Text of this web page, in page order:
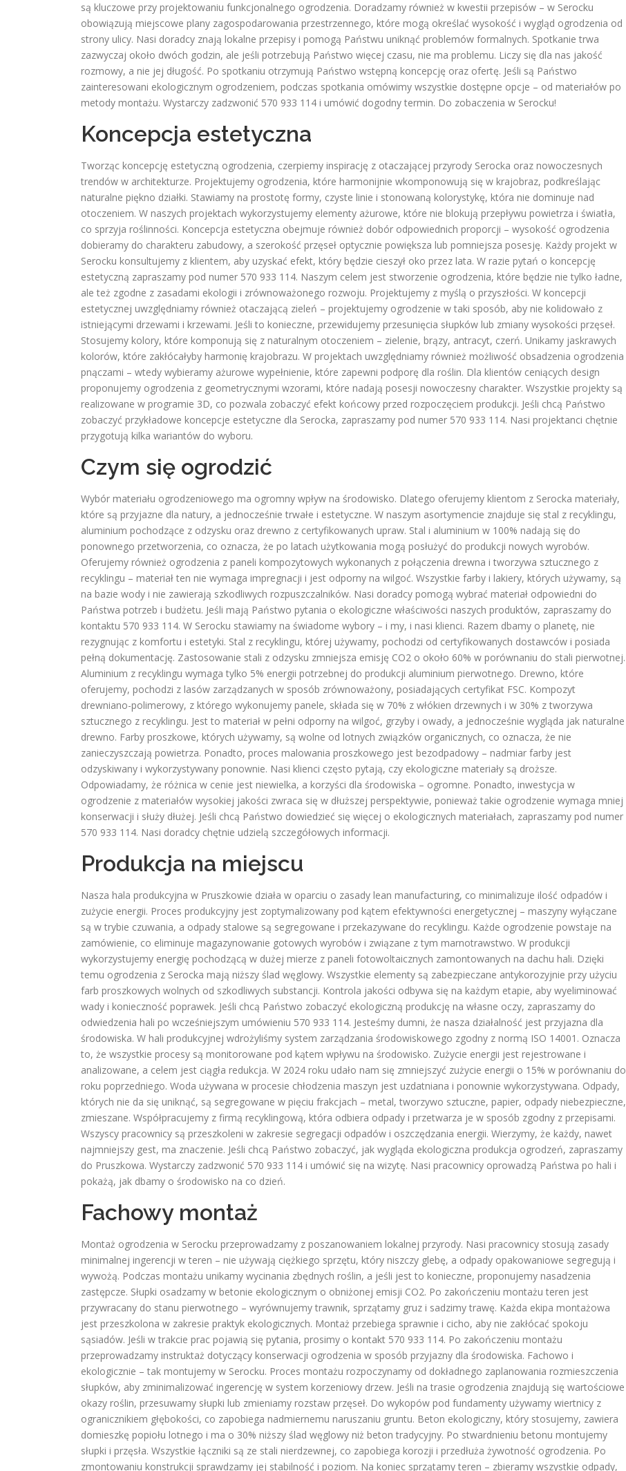
są kluczowe przy projektowaniu funkcjonalnego ogrodzenia. Doradzamy również w kwestii przepisów – w Serocku
obowiązują miejscowe plany zagospodarowania przestrzennego, które mogą określać wysokość i wygląd ogrodzenia od
strony ulicy. Nasi doradcy znają lokalne przepisy i pomogą Państwu uniknąć problemów formalnych. Spotkanie trwa
zazwyczaj około dwóch godzin, ale jeśli potrzebują Państwo więcej czasu, nie ma problemu. Liczy się dla nas jakość
rozmowy, a nie jej długość. Po spotkaniu otrzymują Państwo wstępną koncepcję oraz ofertę. Jeśli są Państwo
zainteresowani ekologicznym ogrodzeniem, podczas spotkania omówimy wszystkie dostępne opcje – od materiałów po
metody montażu. Wystarczy zadzwonić 570 933 114 i umówić dogodny termin. Do zobaczenia w Serocku!
Koncepcja estetyczna
Tworząc koncepcję estetyczną ogrodzenia, czerpiemy inspirację z otaczającej przyrody Serocka oraz nowoczesnych
trendów w architekturze. Projektujemy ogrodzenia, które harmonijnie wkomponowują się w krajobraz, podkreślając
naturalne piękno działki. Stawiamy na prostotę formy, czyste linie i stonowaną kolorystykę, która nie dominuje nad
otoczeniem. W naszych projektach wykorzystujemy elementy ażurowe, które nie blokują przepływu powietrza i światła,
co sprzyja roślinności. Koncepcja estetyczna obejmuje również dobór odpowiednich proporcji – wysokość ogrodzenia
dobieramy do charakteru zabudowy, a szerokość przęseł optycznie powiększa lub pomniejsza posesję. Każdy projekt w
Serocku konsultujemy z klientem, aby uzyskać efekt, który będzie cieszył oko przez lata. W razie pytań o koncepcję
estetyczną zapraszamy pod numer 570 933 114. Naszym celem jest stworzenie ogrodzenia, które będzie nie tylko ładne,
ale też zgodne z zasadami ekologii i zrównoważonego rozwoju. Projektujemy z myślą o przyszłości. W koncepcji
estetycznej uwzględniamy również otaczającą zieleń – projektujemy ogrodzenie w taki sposób, aby nie kolidowało z
istniejącymi drzewami i krzewami. Jeśli to konieczne, przewidujemy przesunięcia słupków lub zmiany wysokości przęseł.
Stosujemy kolory, które komponują się z naturalnym otoczeniem – zielenie, brązy, antracyt, czerń. Unikamy jaskrawych
kolorów, które zakłócałyby harmonię krajobrazu. W projektach uwzględniamy również możliwość obsadzenia ogrodzenia
pnączami – wtedy wybieramy ażurowe wypełnienie, które zapewni podporę dla roślin. Dla klientów ceniących design
proponujemy ogrodzenia z geometrycznymi wzorami, które nadają posesji nowoczesny charakter. Wszystkie projekty są
realizowane w programie 3D, co pozwala zobaczyć efekt końcowy przed rozpoczęciem produkcji. Jeśli chcą Państwo
zobaczyć przykładowe koncepcje estetyczne dla Serocka, zapraszamy pod numer 570 933 114. Nasi projektanci chętnie
przygotują kilka wariantów do wyboru.
Czym się ogrodzić
Wybór materiału ogrodzeniowego ma ogromny wpływ na środowisko. Dlatego oferujemy klientom z Serocka materiały,
które są przyjazne dla natury, a jednocześnie trwałe i estetyczne. W naszym asortymencie znajduje się stal z recyklingu,
aluminium pochodzące z odzysku oraz drewno z certyfikowanych upraw. Stal i aluminium w 100% nadają się do
ponownego przetworzenia, co oznacza, że po latach użytkowania mogą posłużyć do produkcji nowych wyrobów.
Oferujemy również ogrodzenia z paneli kompozytowych wykonanych z połączenia drewna i tworzywa sztucznego z
recyklingu – materiał ten nie wymaga impregnacji i jest odporny na wilgoć. Wszystkie farby i lakiery, których używamy, są
na bazie wody i nie zawierają szkodliwych rozpuszczalników. Nasi doradcy pomogą wybrać materiał odpowiedni do
Państwa potrzeb i budżetu. Jeśli mają Państwo pytania o ekologiczne właściwości naszych produktów, zapraszamy do
kontaktu 570 933 114. W Serocku stawiamy na świadome wybory – i my, i nasi klienci. Razem dbamy o planetę, nie
rezygnując z komfortu i estetyki. Stal z recyklingu, której używamy, pochodzi od certyfikowanych dostawców i posiada
pełną dokumentację. Zastosowanie stali z odzysku zmniejsza emisję CO2 o około 60% w porównaniu do stali pierwotnej.
Aluminium z recyklingu wymaga tylko 5% energii potrzebnej do produkcji aluminium pierwotnego. Drewno, które
oferujemy, pochodzi z lasów zarządzanych w sposób zrównoważony, posiadających certyfikat FSC. Kompozyt
drewniano-polimerowy, z którego wykonujemy panele, składa się w 70% z włókien drzewnych i w 30% z tworzywa
sztucznego z recyklingu. Jest to materiał w pełni odporny na wilgoć, grzyby i owady, a jednocześnie wygląda jak naturalne
drewno. Farby proszkowe, których używamy, są wolne od lotnych związków organicznych, co oznacza, że nie
zanieczyszczają powietrza. Ponadto, proces malowania proszkowego jest bezodpadowy – nadmiar farby jest
odzyskiwany i wykorzystywany ponownie. Nasi klienci często pytają, czy ekologiczne materiały są droższe.
Odpowiadamy, że różnica w cenie jest niewielka, a korzyści dla środowiska – ogromne. Ponadto, inwestycja w
ogrodzenie z materiałów wysokiej jakości zwraca się w dłuższej perspektywie, ponieważ takie ogrodzenie wymaga mniej
konserwacji i służy dłużej. Jeśli chcą Państwo dowiedzieć się więcej o ekologicznych materiałach, zapraszamy pod numer
570 933 114. Nasi doradcy chętnie udzielą szczegółowych informacji.
Produkcja na miejscu
Nasza hala produkcyjna w Pruszkowie działa w oparciu o zasady lean manufacturing, co minimalizuje ilość odpadów i
zużycie energii. Proces produkcyjny jest zoptymalizowany pod kątem efektywności energetycznej – maszyny wyłączane
są w trybie czuwania, a odpady stalowe są segregowane i przekazywane do recyklingu. Każde ogrodzenie powstaje na
zamówienie, co eliminuje magazynowanie gotowych wyrobów i związane z tym marnotrawstwo. W produkcji
wykorzystujemy energię pochodzącą w dużej mierze z paneli fotowoltaicznych zamontowanych na dachu hali. Dzięki
temu ogrodzenia z Serocka mają niższy ślad węglowy. Wszystkie elementy są zabezpieczane antykorozyjnie przy użyciu
farb proszkowych wolnych od szkodliwych substancji. Kontrola jakości odbywa się na każdym etapie, aby wyeliminować
wady i konieczność poprawek. Jeśli chcą Państwo zobaczyć ekologiczną produkcję na własne oczy, zapraszamy do
odwiedzenia hali po wcześniejszym umówieniu 570 933 114. Jesteśmy dumni, że nasza działalność jest przyjazna dla
środowiska. W hali produkcyjnej wdrożyliśmy system zarządzania środowiskowego zgodny z normą ISO 14001. Oznacza
to, że wszystkie procesy są monitorowane pod kątem wpływu na środowisko. Zużycie energii jest rejestrowane i
analizowane, a celem jest ciągła redukcja. W 2024 roku udało nam się zmniejszyć zużycie energii o 15% w porównaniu do
roku poprzedniego. Woda używana w procesie chłodzenia maszyn jest uzdatniana i ponownie wykorzystywana. Odpady,
których nie da się uniknąć, są segregowane w pięciu frakcjach – metal, tworzywo sztuczne, papier, odpady niebezpieczne,
zmieszane. Współpracujemy z firmą recyklingową, która odbiera odpady i przetwarza je w sposób zgodny z przepisami.
Wszyscy pracownicy są przeszkoleni w zakresie segregacji odpadów i oszczędzania energii. Wierzymy, że każdy, nawet
najmniejszy gest, ma znaczenie. Jeśli chcą Państwo zobaczyć, jak wygląda ekologiczna produkcja ogrodzeń, zapraszamy
do Pruszkowa. Wystarczy zadzwonić 570 933 114 i umówić się na wizytę. Nasi pracownicy oprowadzą Państwa po hali i
pokażą, jak dbamy o środowisko na co dzień.
Fachowy montaż
Montaż ogrodzenia w Serocku przeprowadzamy z poszanowaniem lokalnej przyrody. Nasi pracownicy stosują zasady
minimalnej ingerencji w teren – nie używają ciężkiego sprzętu, który niszczy glebę, a odpady opakowaniowe segregują i
wywożą. Podczas montażu unikamy wycinania zbędnych roślin, a jeśli jest to konieczne, proponujemy nasadzenia
zastępcze. Słupki osadzamy w betonie ekologicznym o obniżonej emisji CO2. Po zakończeniu montażu teren jest
przywracany do stanu pierwotnego – wyrównujemy trawnik, sprzątamy gruz i sadzimy trawę. Każda ekipa montażowa
jest przeszkolona w zakresie praktyk ekologicznych. Montaż przebiega sprawnie i cicho, aby nie zakłócać spokoju
sąsiadów. Jeśli w trakcie prac pojawią się pytania, prosimy o kontakt 570 933 114. Po zakończeniu montażu
przeprowadzamy instruktaż dotyczący konserwacji ogrodzenia w sposób przyjazny dla środowiska. Fachowo i
ekologicznie – tak montujemy w Serocku. Proces montażu rozpoczynamy od dokładnego zaplanowania rozmieszczenia
słupków, aby zminimalizować ingerencję w system korzeniowy drzew. Jeśli na trasie ogrodzenia znajdują się wartościowe
okazy roślin, przesuwamy słupki lub zmieniamy rozstaw przęseł. Do wykopów pod fundamenty używamy wiertnicy z
ogranicznikiem głębokości, co zapobiega nadmiernemu naruszaniu gruntu. Beton ekologiczny, który stosujemy, zawiera
domieszkę popiołu lotnego i ma o 30% niższy ślad węglowy niż beton tradycyjny. Po stwardnieniu betonu montujemy
słupki i przęsła. Wszystkie łączniki są ze stali nierdzewnej, co zapobiega korozji i przedłuża żywotność ogrodzenia. Po
zmontowaniu konstrukcji sprawdzamy jej stabilność i poziom. Na koniec sprzątamy teren – zbieramy wszystkie odpady,